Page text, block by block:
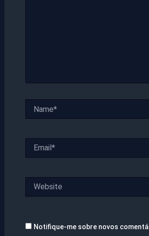
Notifique-me sobre novos